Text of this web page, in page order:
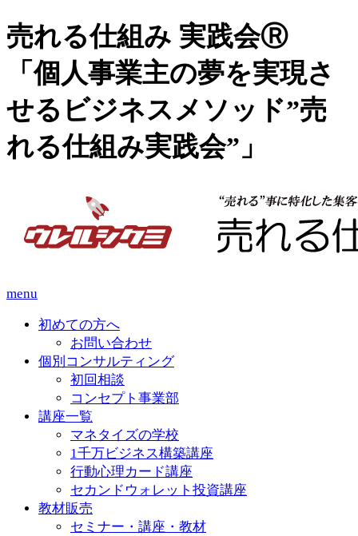
売れる仕組み 実践会Ⓡ
「個人事業主の夢を実現さ
せるビジネスメソッド”売
れる仕組み実践会”」
menu
初めての方へ
お問い合わせ
個別コンサルティング
初回相談
コンセプト事業部
講座一覧
マネタイズの学校
1千万ビジネス構築講座
行動心理カード講座
セカンドウォレット投資講座
教材販売
セミナー・講座・教材